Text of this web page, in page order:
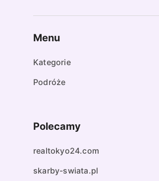
Menu
Kategorie
Podróże
Polecamy
realtokyo24.com
skarby-swiata.pl